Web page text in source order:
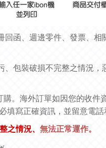
回函、週邊零件、發票、相
包裝破損不完整之情況
。海外訂單如因您的收件
必填寫正確資訊，並留意電話
之情況、 無法正常運作。